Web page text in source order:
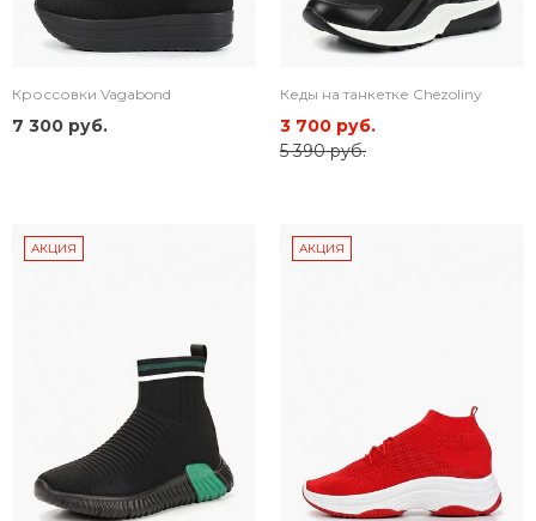
Кроссовки Vagabond
7 300 руб.
Кеды на танкетке Chezoliny
3 700 руб.
5 390 руб.
АКЦИЯ АКЦИЯ